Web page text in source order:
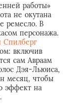
работы»
не окутана
ремесло. В
персонажа.
Спилберг
включив
сам Авраам
Дэя-Льюиса,
месяц, чтобы
эффект на